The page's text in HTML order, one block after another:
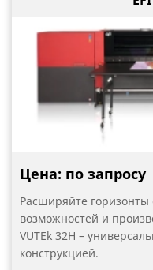
Цена: по запросу
Расширяйте горизонты
возможностей и
VUTEk 32H –
конструкцией.